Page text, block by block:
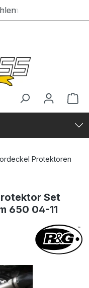
Protektoren
Set
650 04-11